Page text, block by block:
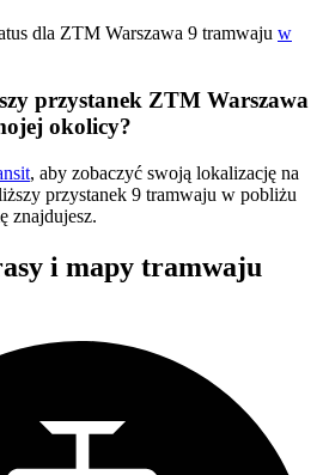
dla ZTM Warszawa 9 tramwaju w
przystanek ZTM Warszawa
okolicy?
, aby zobaczyć swoją lokalizację na
przystanek 9 tramwaju w pobliżu
znajdujesz.
i mapy tramwaju